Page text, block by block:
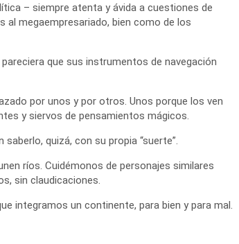
– siempre atenta y ávida a cuestiones de
al megaempresariado, bien como de los
que sus instrumentos de navegación
por unos y por otros. Unos porque los ven
y siervos de pensamientos mágicos.
quizá, con su propia “suerte”.
ríos. Cuidémonos de personajes similares
sin claudicaciones.
integramos un continente, para bien y para mal.